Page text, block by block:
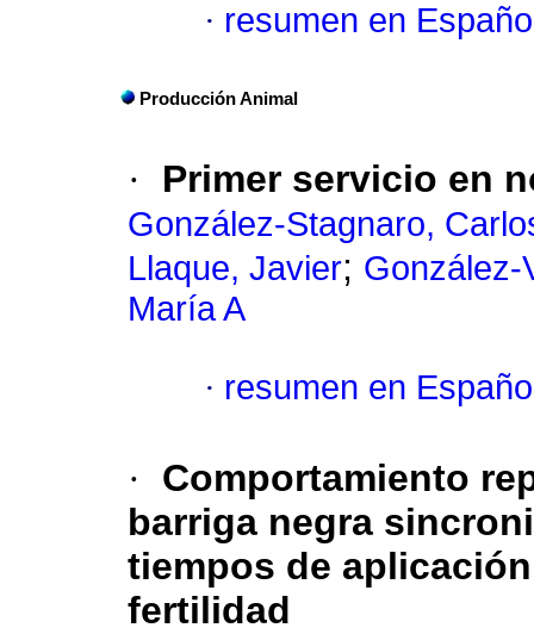
· resumen en
Producción Animal
· Primer servicio en
González-Stagnaro,
Llaque, Javier; González-
María A
· resumen en
·
Comportamiento
barriga negra
tiempos de
fertilidad